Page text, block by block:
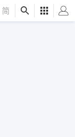
简